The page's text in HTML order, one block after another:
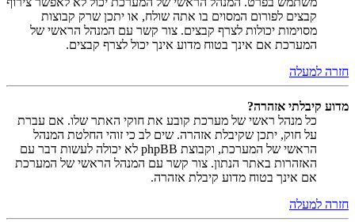
קבצים לפורום המסוים בו אתה שולח, או יתכן שרק קבוצות
מסוימות יכולות לצרף קבצים. צור קשר עם המנהל הראשי של
המערכת אם אינך בטוח מדוע אינך יכול לצרף קבצים.
חזרה למעלה
מדוע קיבלתי אזהרה?
כל מנהל ראשי של מערכת קובע את חוקי האתר שלו. אם עברת
על חוק, יתכן שקיבלת אזהרה. שים לב כי זוהי החלטת המנהל
הראשי של המערכת, וקבוצת phpBB לא יכולה לעשות דבר עם
האזהרות באתר הנתון. צור קשר עם המנהל הראשי של המערכת
אם אינך בטוח מדוע קיבלת אזהרה.
חזרה למעלה